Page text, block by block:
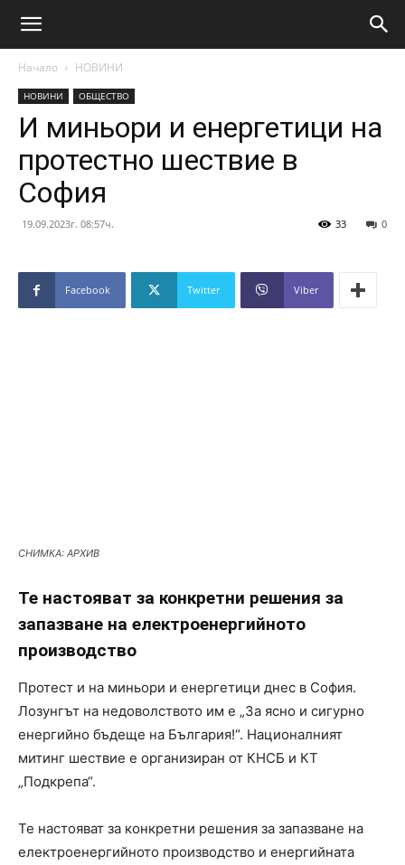
Начало НОВИНИ
НОВИНИ ОБЩЕСТВО
И миньори и енергетици на
протестно шествие в
София
19.09.2023г. 08:57ч. 0
33
Facebook Twitter Viber
СНИМКА: АРХИВ
Те настояват за конкретни решения за
запазване на електроенергийното
производство
Протест и на миньори и енергетици днес в София.
Лозунгът на недоволството им е „За ясно и сигурно
енергийно бъдеще на България!“. Националният
митинг шествие е организиран от КНСБ и КТ
„Подкрепа“.
Те настояват за конкретни решения за запазване на
електроенергийното производство и енергийната